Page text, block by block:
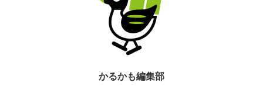
かるかも編集部